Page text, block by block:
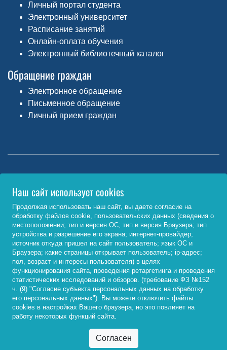
Личный портал студента
Электронный университет
Расписание занятий
Онлайн-оплата обучения
Электронный библиотечный каталог
Обращение граждан
Электронное обращение
Письменное обращение
Личный прием граждан
Министерство науки и высшего образования РФ
http://www.minobrnauki.gov.ru/
Министерство просвещения РФ
https://edu.gov.ru/
Федеральный портал «Российское образование»
http://www.edu.ru/
© 2026, ФГБОУ ВО «Байкальский государственный
университет»
Наш сайт использует cookies
Продолжая использовать наш сайт, вы даете согласие на
обработку файлов cookie, пользовательских данных (сведения о
местоположении; тип и версия ОС; тип и версия Браузера; тип
устройства и разрешение его экрана; интернет-провайдер;
источник откуда пришел на сайт пользователь; язык ОС и
Браузера; какие страницы открывает пользователь; ip-адрес;
пол, возраст и интересы пользователя) в целях
функционирования сайта, проведения ретаргетинга и проведения
статистических исследований и обзоров. (требование ФЗ №152
ч. (9) "Согласие субъекта персональных данных на обработку
его персональных данных"). Вы можете отключить файлы
cookies в настройках Вашего браузера, но это повлияет на
работу некоторых функций сайта.